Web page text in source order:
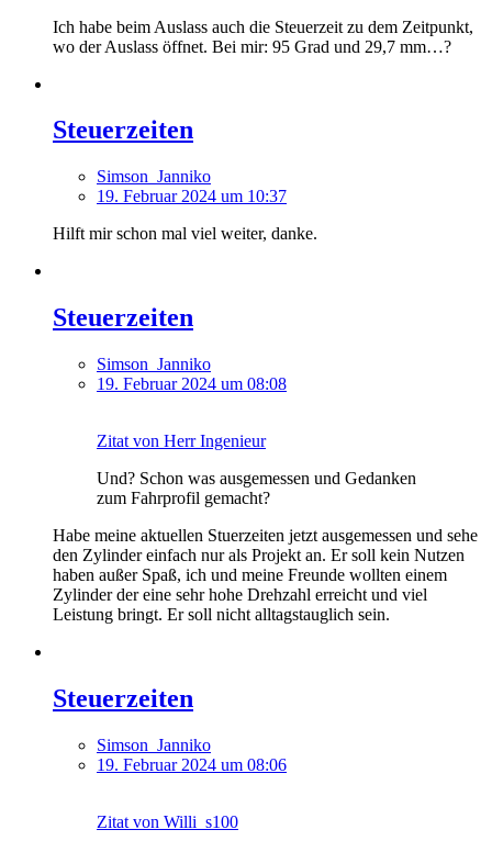
Ich habe beim Auslass auch die Steuerzeit zu dem Zeitpunkt,
wo der Auslass öffnet. Bei mir: 95 Grad und 29,7 mm…?
Steuerzeiten
Simson_Janniko
19. Februar 2024 um 10:37
Hilft mir schon mal viel weiter, danke.
Steuerzeiten
Simson_Janniko
19. Februar 2024 um 08:08
Zitat von Herr Ingenieur
Und? Schon was ausgemessen und Gedanken
zum Fahrprofil gemacht?
Habe meine aktuellen Stuerzeiten jetzt ausgemessen und sehe
den Zylinder einfach nur als Projekt an. Er soll kein Nutzen
haben außer Spaß, ich und meine Freunde wollten einem
Zylinder der eine sehr hohe Drehzahl erreicht und viel
Leistung bringt. Er soll nicht alltagstauglich sein.
Steuerzeiten
Simson_Janniko
19. Februar 2024 um 08:06
Zitat von Willi_s100